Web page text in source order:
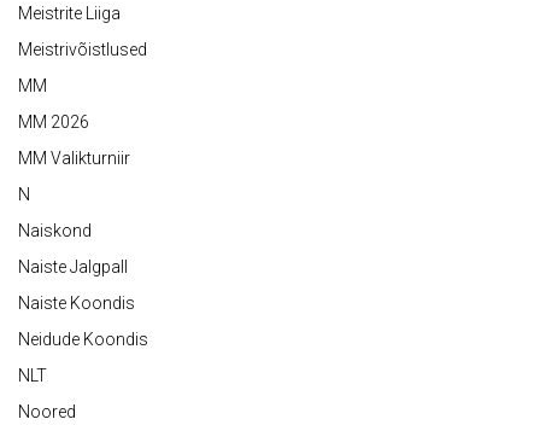
Meistrite Liiga
Meistrivõistlused
MM
MM 2026
MM Valikturniir
N
Naiskond
Naiste Jalgpall
Naiste Koondis
Neidude Koondis
NLT
Noored